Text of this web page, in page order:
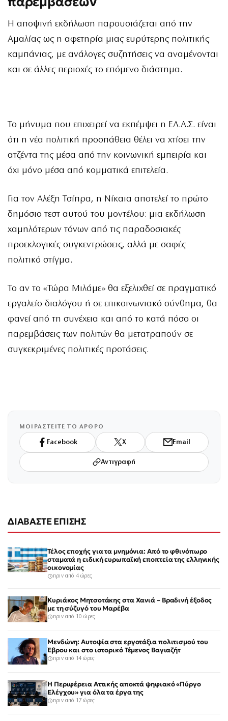
Η αποψινή εκδήλωση παρουσιάζεται από την
Αμαλίας ως η αφετηρία μιας ευρύτερης πολιτικής
καμπάνιας, με ανάλογες συζητήσεις να αναμένονται
και σε άλλες περιοχές το επόμενο διάστημα.
Το μήνυμα που επιχειρεί να εκπέμψει η ΕΛ.Α.Σ. είναι
ότι η νέα πολιτική προσπάθεια θέλει να χτίσει την
ατζέντα της μέσα από την κοινωνική εμπειρία και
όχι μόνο μέσα από κομματικά επιτελεία.
Για τον Αλέξη Τσίπρα, η Νίκαια αποτελεί το πρώτο
δημόσιο τεστ αυτού του μοντέλου: μια εκδήλωση
χαμηλότερων τόνων από τις παραδοσιακές
προεκλογικές συγκεντρώσεις, αλλά με σαφές
πολιτικό στίγμα.
Το αν το «Τώρα Μιλάμε» θα εξελιχθεί σε πραγματικό
εργαλείο διαλόγου ή σε επικοινωνιακό σύνθημα, θα
φανεί από τη συνέχεια και από το κατά πόσο οι
παρεμβάσεις των πολιτών θα μετατραπούν σε
συγκεκριμένες πολιτικές προτάσεις.
ΜΟΙΡΑΣΤΕΙΤΕ ΤΟ ΑΡΘΡΟ
Facebook X Email
Αντιγραφή
ΔΙΑΒΑΣΤΕ ΕΠΙΣΗΣ
Τέλος εποχής για τα μνημόνια: Από το φθινόπωρο
σταματά η ειδική ευρωπαϊκή εποπτεία της ελληνικής
οικονομίας
πριν από 4 ώρες
Κυριάκος Μητσοτάκης στα Χανιά – Βραδινή έξοδος
με τη σύζυγό του Μαρέβα
πριν από 10 ώρες
Μενδώνη: Αυτοψία στα εργοτάξια πολιτισμού του
Έβρου και στο ιστορικό Τέμενος Βαγιαζήτ
πριν από 14 ώρες
Η Περιφέρεια Αττικής αποκτά ψηφιακό «Πύργο
Ελέγχου» για όλα τα έργα της
πριν από 17 ώρες